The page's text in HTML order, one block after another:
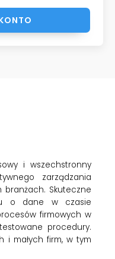
i wszechstronny
zarządzania
branżach. Skuteczne
o dane w czasie
firmowych w
procedury.
i małych firm, w tym